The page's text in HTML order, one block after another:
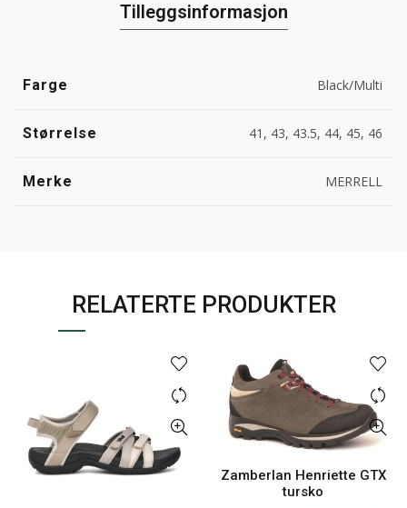
Tilleggsinformasjon
Farge Black/Multi
Størrelse 41, 43, 43.5, 44, 45, 46
Merke MERRELL
RELATERTE PRODUKTER
Zamberlan Henriette GTX
tursko